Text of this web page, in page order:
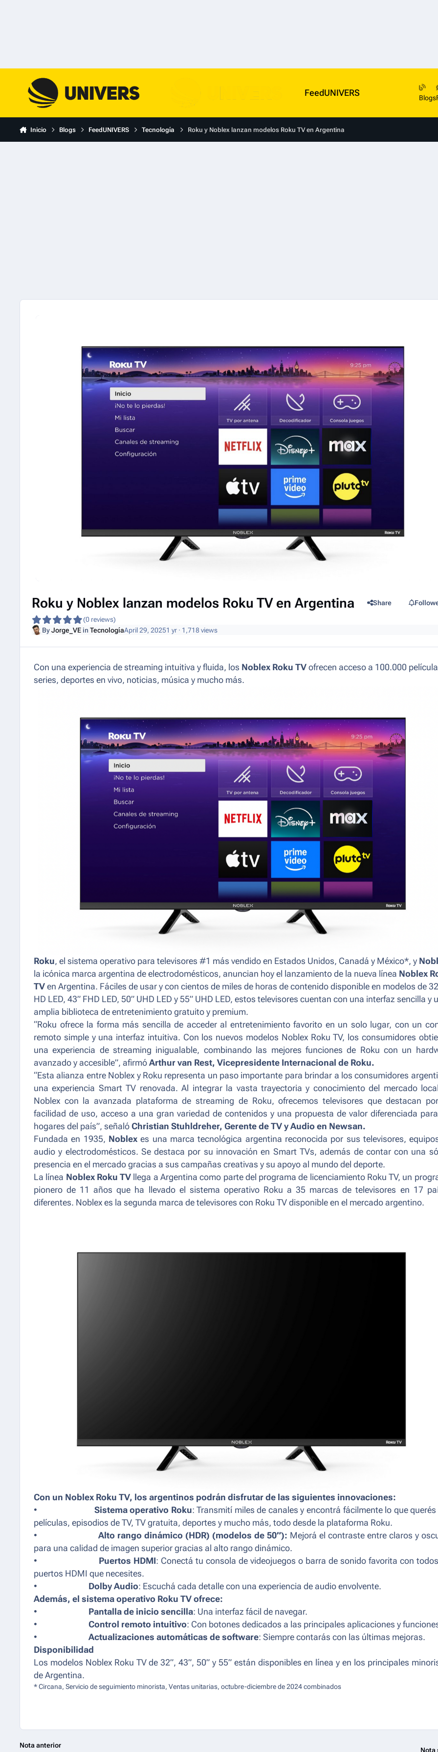
FeedUNIVERS Blogs
Inicio Blogs FeedUNIVERS Tecnología Roku y Noblex lanzan modelos Roku TV en Argentina
Roku y Noblex lanzan modelos Roku TV en Argentina
(0 reviews)
Share
ByJorge_VEin TecnologíaApril 29, 20251 yr· 1,718 views
Con una experiencia de streaming intuitiva y fluida, los Noblex Roku TV ofrecen acceso a 100.000
series, deportes en vivo, noticias, música y mucho más.
Roku, el sistema operativo para televisores #1 más vendido en Estados Unidos, Canadá y México*, y
la icónica marca argentina de electrodomésticos, anuncian hoy el lanzamiento de la nueva línea Noblex
TV en Argentina. Fáciles de usar y con cientos de miles de horas de contenido disponible en modelos de
HD LED, 43” FHD LED, 50” UHD LED y 55” UHD LED, estos televisores cuentan con una interfaz sencilla y
amplia biblioteca de entretenimiento gratuito y premium.
“Roku ofrece la forma más sencilla de acceder al entretenimiento favorito en un solo lugar, con un
remoto simple y una interfaz intuitiva. Con los nuevos modelos Noblex Roku TV, los consumidores
una experiencia de streaming inigualable, combinando las mejores funciones de Roku con un
avanzado y accesible”, afirmó Arthur van Rest, Vicepresidente Internacional de Roku.
“Esta alianza entre Noblex y Roku representa un paso importante para brindar a los consumidores
una experiencia Smart TV renovada. Al integrar la vasta trayectoria y conocimiento del mercado
Noblex con la avanzada plataforma de streaming de Roku, ofrecemos televisores que destacan
facilidad de uso, acceso a una gran variedad de contenidos y una propuesta de valor diferenciada
hogares del país”, señaló Christian Stuhldreher, Gerente de TV y Audio en Newsan.
Fundada en 1935, Noblex es una marca tecnológica argentina reconocida por sus televisores,
audio y electrodomésticos. Se destaca por su innovación en Smart TVs, además de contar con una
presencia en el mercado gracias a sus campañas creativas y su apoyo al mundo del deporte.
La línea Noblex Roku TV llega a Argentina como parte del programa de licenciamiento Roku TV, un
pionero de 11 años que ha llevado el sistema operativo Roku a 35 marcas de televisores en 17
diferentes. Noblex es la segunda marca de televisores con Roku TV disponible en el mercado argentino.
Con un Noblex Roku TV, los argentinos podrán disfrutar de las siguientes innovaciones:
•
Sistema operativo Roku: Transmití miles de canales y encontrá fácilmente lo que querés
películas, episodios de TV, TV gratuita, deportes y mucho más, todo desde la plataforma Roku.
•
Alto rango dinámico (HDR) (modelos de 50”): Mejorá el contraste entre claros y
para una calidad de imagen superior gracias al alto rango dinámico.
•
Puertos HDMI: Conectá tu consola de videojuegos o barra de sonido favorita con
puertos HDMI que necesites.
•
Dolby Audio: Escuchá cada detalle con una experiencia de audio envolvente.
Además, el sistema operativo Roku TV ofrece:
•
Pantalla de inicio sencilla: Una interfaz fácil de navegar.
•
Control remoto intuitivo: Con botones dedicados a las principales aplicaciones y
•
Actualizaciones automáticas de software: Siempre contarás con las últimas mejoras.
Disponibilidad
Los modelos Noblex Roku TV de 32”, 43”, 50” y 55” están disponibles en línea y en los principales
de Argentina.
* Circana, Servicio de seguimiento minorista, Ventas unitarias, octubre-diciembre de 2024 combinados
Nota anterior
Nota